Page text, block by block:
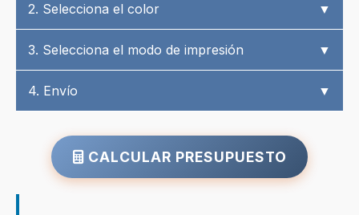
2. Selecciona el color ▼
3. Selecciona el modo de impresión ▼
4. Envío ▼
CALCULAR PRESUPUESTO